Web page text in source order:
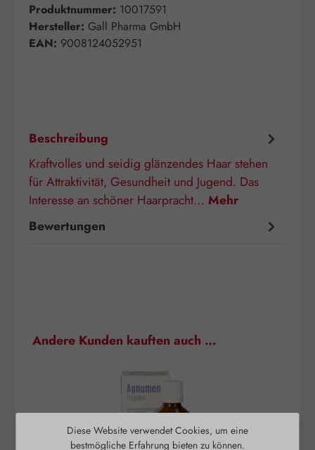
Produktnummer: 10017591
Hersteller: Gall Pharma GmbH
EAN: 9008124052951
Beschreibung
Kraftvolles und seidig glänzendes Haar stehen
für Attraktivität, Gesundheit und Jugend. Das
Interesse an schöner Haarpracht… Mehr
Bewertungen
Produktgalerie überspringen
Andere Kunden kauften auch …
Diese Website verwendet Cookies, um eine
bestmögliche Erfahrung bieten zu können.